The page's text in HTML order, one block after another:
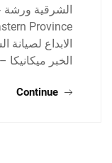
الابداع
الخبر
Continue